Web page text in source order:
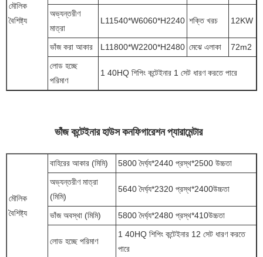
মৌলিক
বৈশিষ্ট্য
অভ্যন্তরীণ
মাত্রা
L11540*W6060*H2240 শক্তি খরচ 12KW
ভাঁজ করা আকার L11800*W2200*H2480 মেঝে এলাকা
72m2
লোড হচ্ছে
পরিমাণ
1 40HQ শিপিং কন্টেইনার 1 সেট ধারণ করতে পারে
ভাঁজ কন্টেইনার হাউস কনফিগারেশন প্যারামেন্টার
মৌলিক
বৈশিষ্ট্য
বাহিরের আকার (মিমি)
5800 দৈর্ঘ্য*2440 প্রস্থ*2500 উচ্চতা
অভ্যন্তরীণ মাত্রা
(মিমি)
5640 দৈর্ঘ্য*2320 প্রস্থ*2400উচ্চতা
ভাঁজ অবস্থা (মিমি) 5800 দৈর্ঘ্য*2480 প্রস্থ*410উচ্চতা
লোড হচ্ছে পরিমাণ
1 40HQ শিপিং কন্টেইনার 12 সেট ধারণ করতে
পারে